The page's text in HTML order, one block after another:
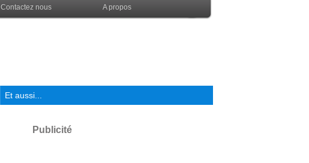
Contactez nous A propos
Et aussi...
Publicité